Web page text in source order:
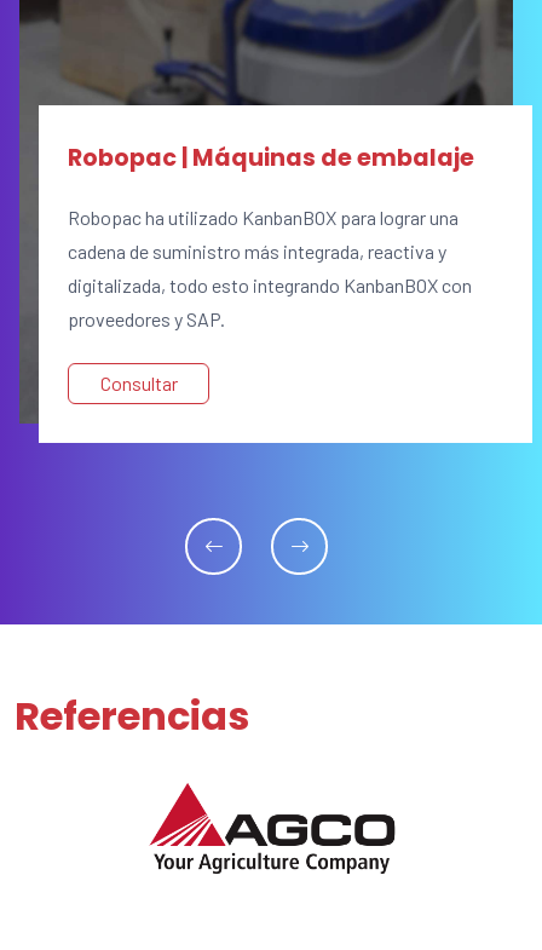
Robopac | Máquinas de embalaje
Robopac ha utilizado KanbanBOX para lograr una
cadena de suministro más integrada, reactiva y
digitalizada, todo esto integrando KanbanBOX con
proveedores y SAP.
Consultar
Referencias